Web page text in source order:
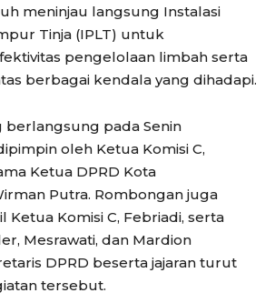
meninjau langsung Instalasi
Tinja (IPLT) untuk
pengelolaan limbah serta
berbagai kendala yang dihadapi.
berlangsung pada Senin
oleh Ketua Komisi C,
Ketua DPRD Kota
Putra. Rombongan juga
Ketua Komisi C, Febriadi, serta
Mesrawati, dan Mardion
DPRD beserta jajaran turut
tersebut.